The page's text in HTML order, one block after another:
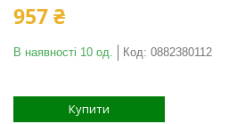
957 ₴
В наявності 10 од. Код: 0882380112
Купити